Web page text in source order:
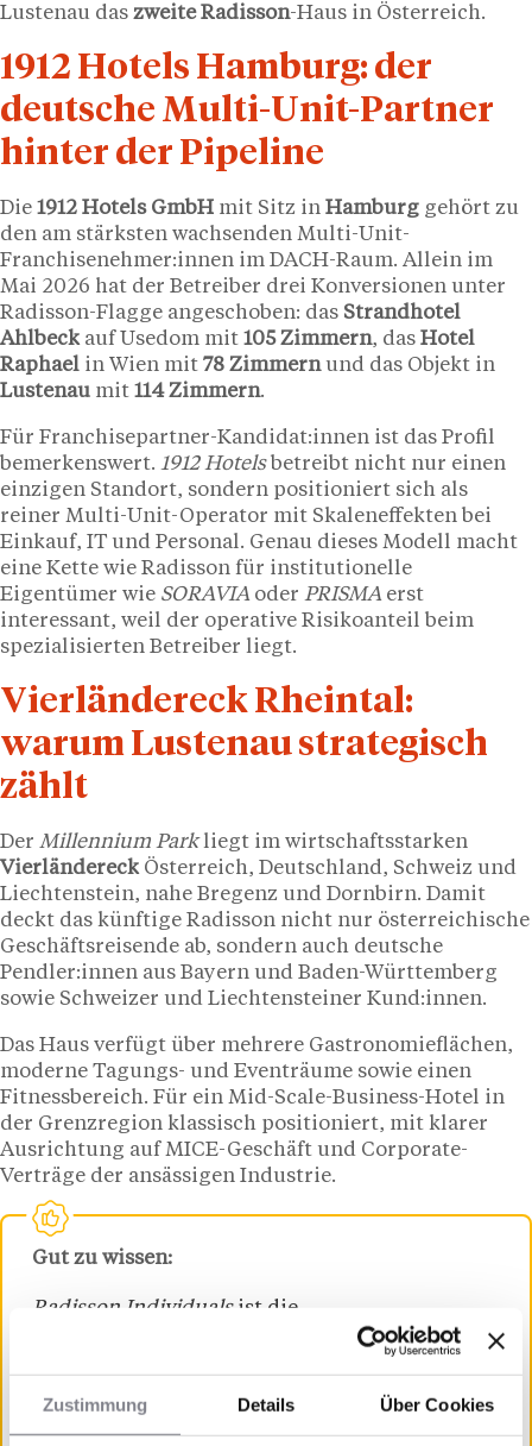
Zustimmung Details Über Cookies
Lustenau das zweite Radisson-Haus in Österreich.
1912 Hotels Hamburg: der
deutsche Multi-Unit-Partner
hinter der Pipeline
Die 1912 Hotels GmbH mit Sitz in Hamburg gehört zu
den am stärksten wachsenden Multi-Unit-
Franchisenehmer:innen im DACH-Raum. Allein im
Mai 2026 hat der Betreiber drei Konversionen unter
Radisson-Flagge angeschoben: das Strandhotel
Ahlbeckauf Usedom mit 105 Zimmern, das Hotel
Raphael in Wien mit 78 Zimmernund das Objekt in
Lustenau mit 114 Zimmern.
Für Franchisepartner-Kandidat:innen ist das Profil
bemerkenswert. 1912 Hotelsbetreibt nicht nur einen
einzigen Standort, sondern positioniert sich als
reiner Multi-Unit-Operator mit Skaleneffekten bei
Einkauf, IT und Personal. Genau dieses Modell macht
eine Kette wie Radisson für institutionelle
Eigentümer wie SORAVIAoder PRISMAerst
interessant, weil der operative Risikoanteil beim
spezialisierten Betreiber liegt.
Vierländereck Rheintal:
warum Lustenau strategisch
zählt
Der Millennium Parkliegt im wirtschaftsstarken
VierländereckÖsterreich, Deutschland, Schweiz und
Liechtenstein, nahe Bregenz und Dornbirn. Damit
deckt das künftige Radisson nicht nur österreichische
Geschäftsreisende ab, sondern auch deutsche
Pendler:innen aus Bayern und Baden-Württemberg
sowie Schweizer und Liechtensteiner Kund:innen.
Das Haus verfügt über mehrere Gastronomieflächen,
moderne Tagungs- und Eventräume sowie einen
Fitnessbereich. Für ein Mid-Scale-Business-Hotel in
der Grenzregion klassisch positioniert, mit klarer
Ausrichtung auf MICE-Geschäft und Corporate-
Verträge der ansässigen Industrie.
Gut zu wissen:
Radisson Individualsist die
konversionsorientierte Soft Brand der Radisson
Hotel Group für inhabergeführte Häuser mit
Radissondagegen folgt strikteren Standards in
Design, Service und F&B und richtet sich an